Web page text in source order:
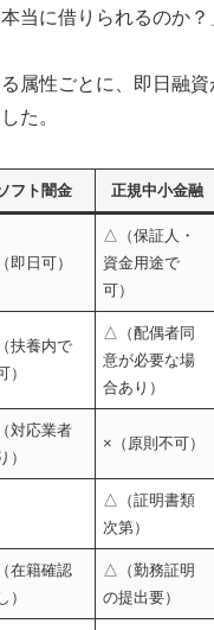
本当に借りられるのか
属性ごとに、即日融資
た。
フト闇金 正規中小金融
即日可）
△（保証人・
資金用途で
可）
扶養内で
）
△（配偶者同
意が必要な場
合あり）
対応業者
）
×（原則不可）
△（証明書類
次第）
在籍確認
）
△（勤務証明
の提出要）